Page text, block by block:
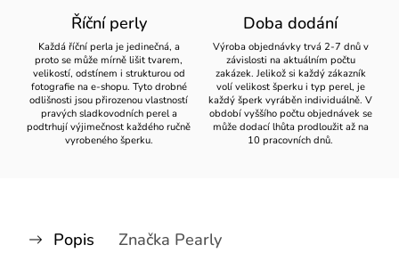
Říční perly
Každá říční perla je jedinečná, a
proto se může mírně lišit tvarem,
velikostí, odstínem i strukturou od
fotografie na e-shopu. Tyto drobné
odlišnosti jsou přirozenou vlastností
pravých sladkovodních perel a
podtrhují výjimečnost každého ručně
vyrobeného šperku.
Doba dodání
Výroba objednávky trvá 2-7 dnů v
závislosti na aktuálním počtu
zakázek. Jelikož si každý zákazník
volí velikost šperku i typ perel, je
každý šperk vyráběn individuálně. V
období vyššího počtu objednávek se
může dodací lhůta prodloužit až na
10 pracovních dnů.
Popis Značka Pearly